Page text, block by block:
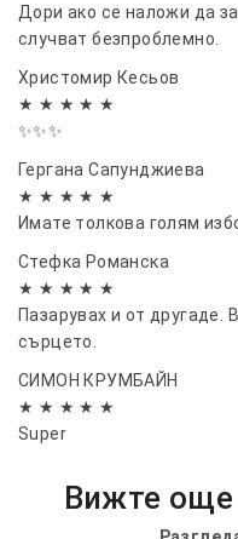
Дори ако се наложи да
случват безпроблемно.
Христомир Кесьов
★ ★ ★ ★ ★
✨✨✨
Гергана Сапунджиева
★ ★ ★ ★ ★
Имате толкова голям
Стефка Романска
★ ★ ★ ★ ★
Пазарувах и от другаде.
сърцето.
СИМОН КРУМБАЙН
★ ★ ★ ★ ★
Super
Вижте още